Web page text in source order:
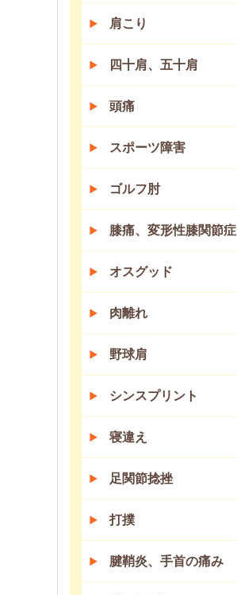
肩こり
四十肩、五十肩
頭痛
スポーツ障害
ゴルフ肘
膝痛、変形性膝関節症
オスグッド
肉離れ
野球肩
シンスプリント
寝違え
足関節捻挫
打撲
腱鞘炎、手首の痛み